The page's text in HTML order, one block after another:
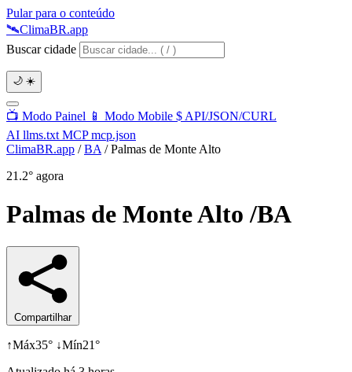
Pular para o conteúdo
🛰️ClimaBR.app
Buscar cidade
🌙 ☀️
📺 Modo Painel 📱 Modo Mobile $ API/JSON/CURL
AI llms.txt MCPmcp.json
ClimaBR.app / BA / Palmas de Monte Alto
21.2° agora
Palmas de Monte Alto/BA
Compartilhar
↑Máx35° ↓Mín21°